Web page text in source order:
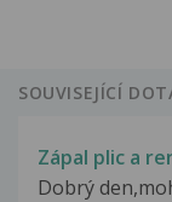
SOUVISEJÍCÍ
Zápal plic a
Dobrý